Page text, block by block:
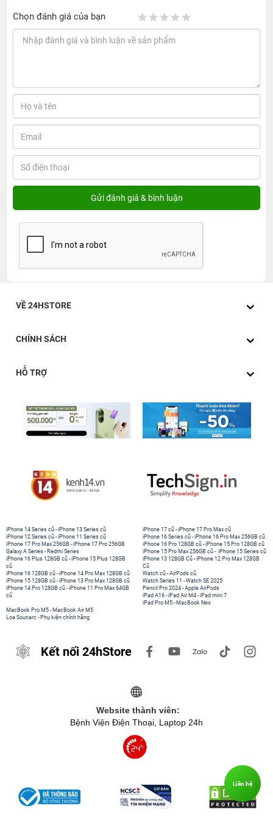
Chọn đánh giá của bạn
VỀ 24HSTORE
CHÍNH SÁCH
HỖ TRỢ
iPhone 14 Series cũ -iPhone 13 Series cũ
iPhone 12 Series cũ -iPhone 11 Series cũ
iPhone 17 Pro Max 256GB -iPhone 17 Pro 256GB
Galaxy A Series - Redmi Series
iPhone 17 cũ -iPhone 17 Pro Max cũ
iPhone 16 Series cũ - iPhone 16 Pro Max 256GB cũ
iPhone 16 Pro 128GB cũ -iPhone 15 Pro 128GB cũ
iPhone 15 Pro Max 256GB cũ - iPhone 15 Series cũ
iPhone 16 Plus 128GB cũ -iPhone 15 Plus 128GB
cũ
iPhone 16 128GB cũ -iPhone 14 Pro Max 128GB cũ
iPhone 15 128GB cũ -iPhone 13 Pro Max 128GB cũ
iPhone 14 Pro 128GB cũ -iPhone 11 Pro Max 64GB
cũ
iPhone 13 128GB Cũ -iPhone 12 Pro Max 128GB
Cũ
Watch cũ -AirPods cũ
Watch Series 11 -Watch SE 2025
Pencil Pro 2024 -Apple AirPods
iPad A16 -iPad Air M4 -iPad mini 7
iPad Pro M5 - MacBook Neo
MacBook Pro M5 - MacBook Air M5
Loa Sounarc - Phụ kiện chính hãng
Kết nối 24hStore
Website thành viên:
Bệnh Viện Điện Thoại, Laptop 24h
Liên hệ